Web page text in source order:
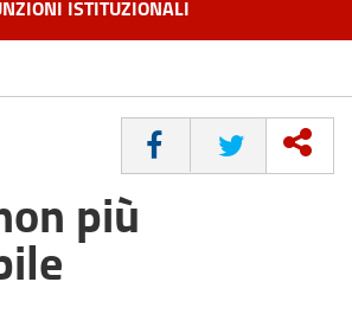
ISTITUZIONALI
CONDIVIDI
più